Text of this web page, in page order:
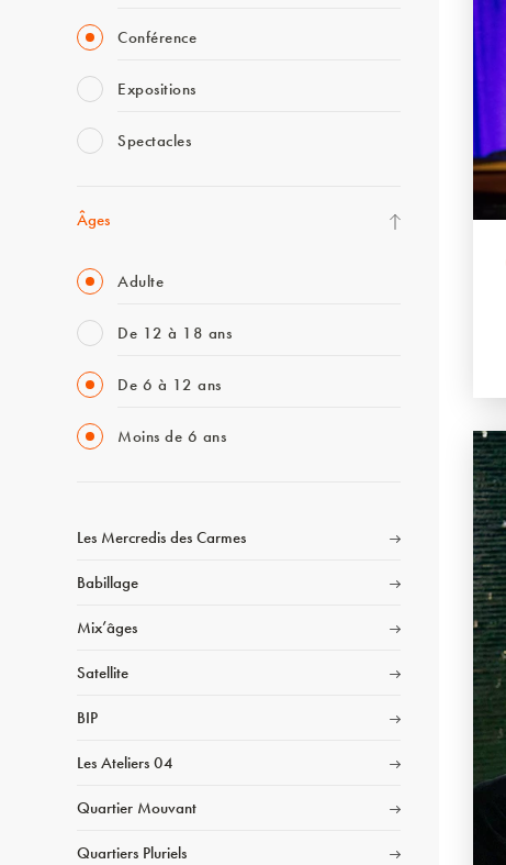
Conférence
Expositions
Spectacles
Âges
Adulte
De 12 à 18 ans
De 6 à 12 ans
Moins de 6 ans
Les Mercredis des Carmes
Babillage
Mix’âges
Satellite
BIP
Les Ateliers 04
Quartier Mouvant
Quartiers Pluriels